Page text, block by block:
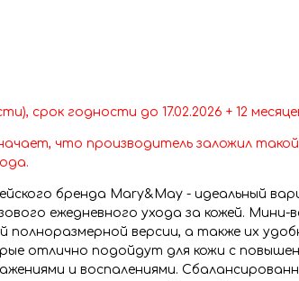
срок годности до 17.02.2026 + 12
что производитель заложил
бренда Mary&May - идеальный
ежедневного ухода за кожей. Мини-
полноразмерной версии, а также их
отлично подойдут для кожи с
и воспалениями.